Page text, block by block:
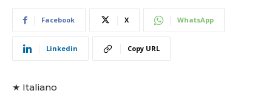
Facebook X WhatsApp
Linkedin Copy URL
★ Italiano